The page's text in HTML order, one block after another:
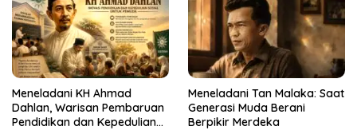
Meneladani KH Ahmad
Dahlan, Warisan Pembaruan
Pendidikan dan Kepedulian
Meneladani Tan Malaka: Saat
Generasi Muda Berani
Berpikir Merdeka